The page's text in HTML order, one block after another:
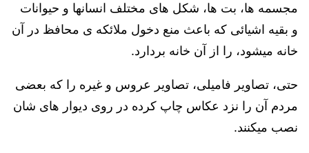
مجسمه ها، بت ها، شکل های مختلف انسانها و حیوانات
و بقیه اشیائی که باعث منع دخول ملائکه ی محافظ در آن
خانه میشود، را از آن خانه بردارد.
حتی، تصاویر فامیلی، تصاویر عروس و غیره را که بعضی
مردم آن را نزد عکاس چاپ کرده در روی دیوار های شان
نصب میکنند.